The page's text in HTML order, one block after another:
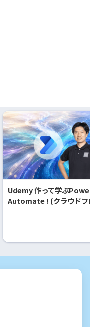
Udemy 作って学ぶ
Automate ! (クラウドフ